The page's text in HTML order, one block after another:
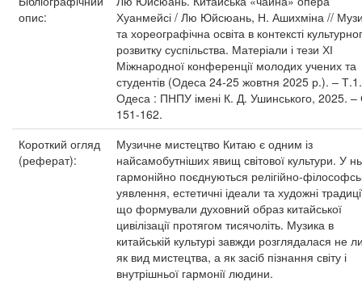
опис:
Хуанмейсі / Лю Юйсюань, Н. Ашихміна //
та хореографічна освіта в контексті
розвитку суспільства. Матеріали і тези ХІ
Міжнародної конференції молодих учених та
студентів (Одеса 24-25 жовтня 2025 р.). –
Одеса : ПНПУ імені К. Д. Ушинського, 2025. –
151-162.
Короткий огляд
(реферат):
Музичне мистецтво Китаю є одним із
найсамобутніших явищ світової культури. У
гармонійно поєднуються релігійно-
уявлення, естетичні ідеали та художні
що формували духовний образ китайської
цивілізації протягом тисячоліть. Музика в
китайській культурі завжди розглядалася не
як вид мистецтва, а як засіб пізнання світу і
внутрішньої гармонії людини.